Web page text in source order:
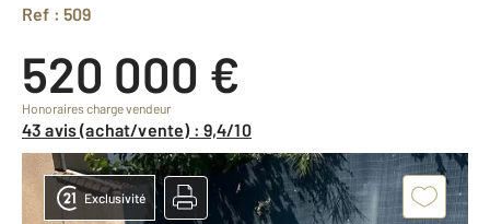
Ref : 509
520 000 €
Honoraires charge vendeur
43 avis (achat/vente) : 9,4/10
Exclusivité